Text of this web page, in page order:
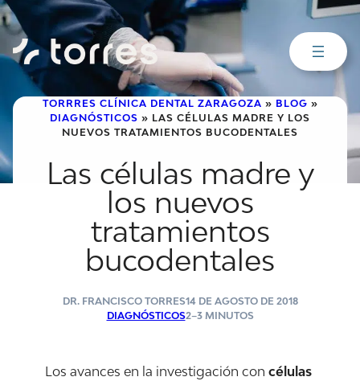
Saltar
al
contenido
TORRRES CLÍNICA DENTAL ZARAGOZA » BLOG »
DIAGNÓSTICOS » LAS CÉLULAS MADRE Y LOS
NUEVOS TRATAMIENTOS BUCODENTALES
Las células madre y
los nuevos
tratamientos
bucodentales
DR. FRANCISCO TORRES14 DE AGOSTO DE 2018
DIAGNÓSTICOS2–3 MINUTOS
Los avances en la investigación con células